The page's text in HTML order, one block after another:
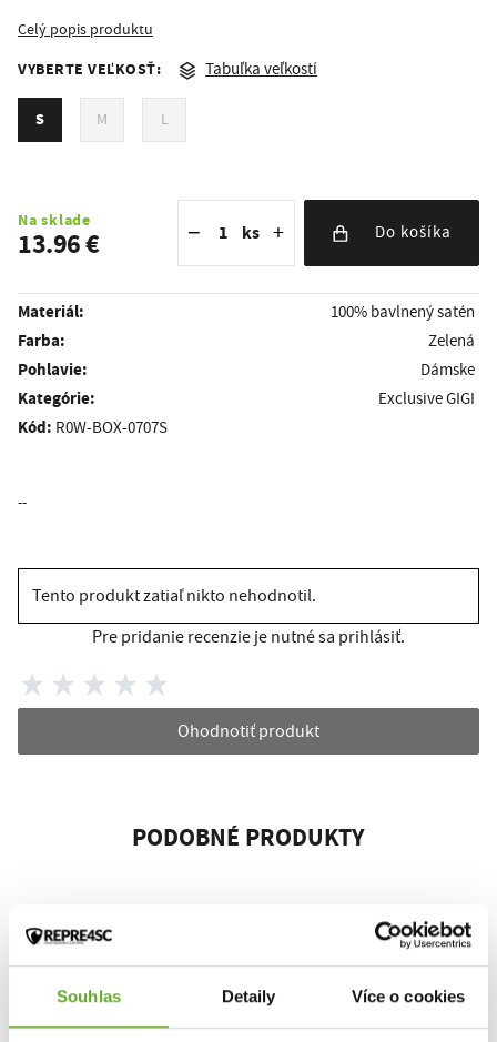
Souhlas Detaily Více o cookies
Celý popis produktu
VYBERTE VEĽKOSŤ: Tabuľka veľkostí
S M L
Na sklade
13.96 € − ks + Do košíka
Materiál: 100% bavlnený satén
Farba: Zelená
Pohlavie: Dámske
kategórie: Exclusive GIGI
Kód: R0W-BOX-0707S
--
Tento produkt zatiaľ nikto nehodnotil.
Pre pridanie recenzie je nutné sa prihlásiť.
Ohodnotiť produkt
PODOBNÉ PRODUKTY